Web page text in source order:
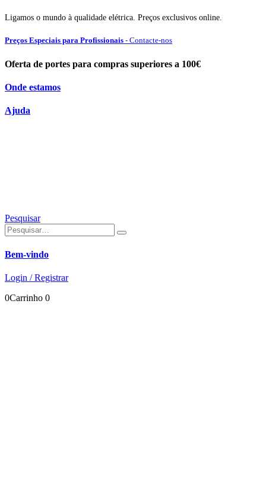
Ligamos o mundo à qualidade elétrica. Preços exclusivos online.
Preços Especiais para Profissionais - Contacte-nos
Oferta de portes para compras superiores a 100€
Onde estamos
Ajuda
Pesquisar
Bem-vindo
Login / Registrar
0Carrinho 0